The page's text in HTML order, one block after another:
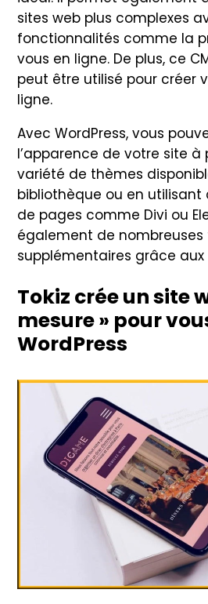
sites web plus complexes
fonctionnalités comme la
vous en ligne. De plus, ce
peut être utilisé pour créer
ligne.
Avec WordPress, vous
l’apparence de votre site à
variété de thèmes
bibliothèque ou en utilisant
de pages comme Divi ou
également de
supplémentaires grâce aux
Tokiz créeun site
mesure » pour
WordPress